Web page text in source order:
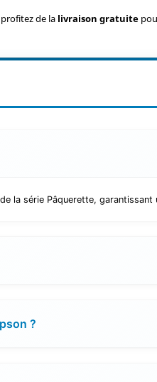
de la livraison gratuite
la série Pâquerette,
?